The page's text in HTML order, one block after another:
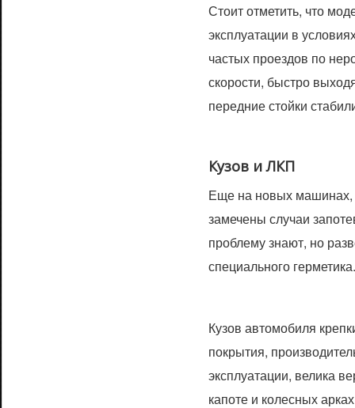
Стоит отметить, что
эксплуатации в
частых проездов по
скорости, быстро
передние стойки
Кузов и ЛКП
Еще на новых машинах,
замечены случаи
проблему знают, но
специального герметика.
Кузов автомобиля
покрытия,
эксплуатации, велика
капоте и колесных